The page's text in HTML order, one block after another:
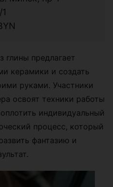
глины предлагает
керамики и создать
руками. Участники
освоят техники работы
индивидуальный
процесс, который
фантазию и